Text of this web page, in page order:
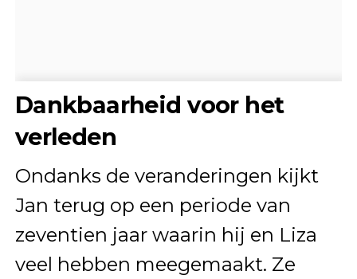
Dankbaarheid voor het
verleden
Ondanks de veranderingen kijkt
Jan terug op een periode van
zeventien jaar waarin hij en Liza
veel hebben meegemaakt. Ze